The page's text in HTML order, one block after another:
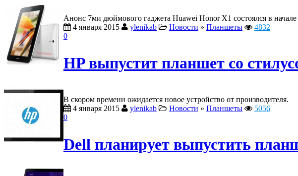
Анонс 7ми дюймового гаджета Huawei Honor X1 состоялся в
4 января 2015
ylenikab Новости » Планшеты
4832
0
HP выпустит планшет со
В скором времени ожидается новое устройство от производителя.
4 января 2015
ylenikab Новости » Планшеты
5056
0
Dell планирует выпустить